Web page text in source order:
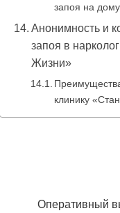
запоя на дому
Анонимность и
запоя в
Жизни»
клинику
Оперативный